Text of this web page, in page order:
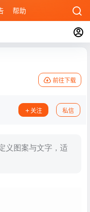
帮助
前往下载
关注 私信
义图案与文字，适